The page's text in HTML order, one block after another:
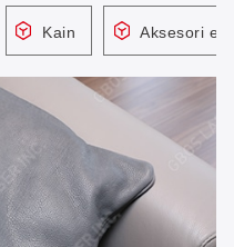
Kain Aksesori